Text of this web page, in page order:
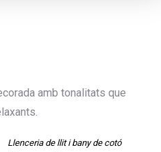
amb tonalitats que
Llenceria de llit i bany de cotó